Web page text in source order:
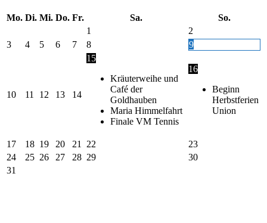
Mo. Di. Mi. Do. Fr. Sa.
So.
1
2
3
4 5 6 7 8 9
10 11 12 13 14
15
Kräuterweihe und
Café der
Goldhauben
Maria Himmelfahrt
Finale VM Tennis
16
Beginn
Herbstferien
Union
17 18 19 20 21 22
23
24
25 26 27 28 29
30
31